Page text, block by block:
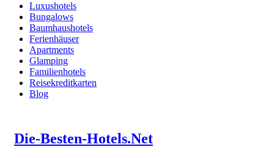
Luxushotels
Bungalows
Baumhaushotels
Ferienhäuser
Apartments
Glamping
Familienhotels
Reisekreditkarten
Blog
Die-Besten-Hotels.Net